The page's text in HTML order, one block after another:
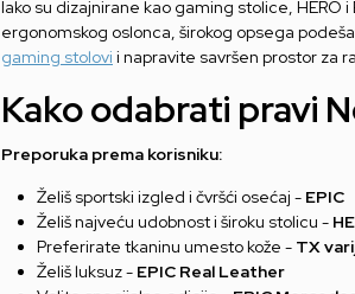
Iako su dizajnirane kao gaming stolice,
ergonomskog oslonca, širokog opsega
gaming stolovi i napravite savršen prostor za
Kako odabrati pravi
Preporuka prema korisniku:
Želiš sportski izgled i čvršći osećaj - EPIC
Želiš najveću udobnost i široku stolicu -
Preferirate tkaninu umesto kože - TX
Želiš luksuz - EPIC Real Leather